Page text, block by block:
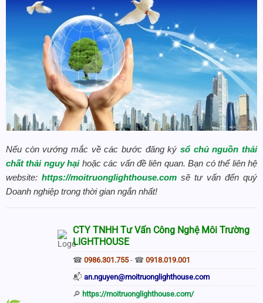
Nếu còn vướng mắc về các bước đăng ký sổ chủ nguồn thải
chất thải nguy hạihoặc các vấn đề liên quan. Bạn có thể liên hệ
website: https://moitruonglighthouse.com sẽ tư vấn đến quý
Doanh nghiệp trong thời gian ngắn nhất!
CTY TNHH Tư Vấn Công Nghệ Môi Trường
LIGHTHOUSE
☎0986.301.755- ☎0918.019.001
📬an.nguyen@moitruonglighthouse.com
🔎 https://moitruonglighthouse.com/